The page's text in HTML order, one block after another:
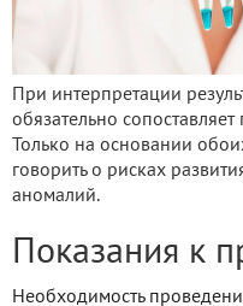
При интерпретации
обязательно
Только на основании
говорить о рисках
аномалий.
Показания к
Необходимость